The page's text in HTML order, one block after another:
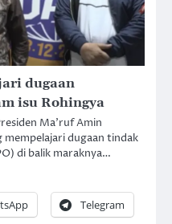
dugaan
isu Rohingya
Ma’ruf Amin
dugaan tindak
di balik maraknya…
Telegram